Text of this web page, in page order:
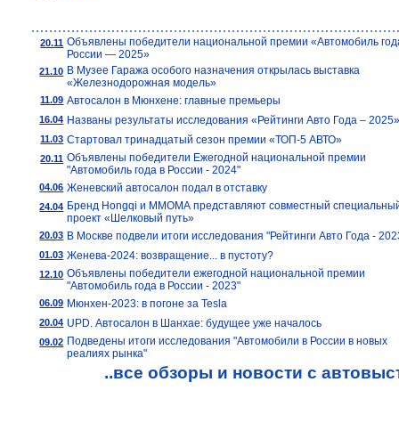
20.11 Объявлены победители национальной премии «Автомобиль
России — 2025»
21.10 В Музее Гаража особого назначения открылась выставка
«Железнодорожная модель»
11.09 Автосалон в Мюнхене: главные премьеры
16.04 Названы результаты исследования «Рейтинги Авто Года –
11.03 Стартовал тринадцатый сезон премии «ТОП-5 АВТО»
20.11 Объявлены победители Ежегодной национальной премии
"Автомобиль года в России - 2024"
04.06 Женевский автосалон подал в отставку
24.04 Бренд Hongqi и ММОМА представляют совместный
проект «Шелковый путь»
20.03 В Москве подвели итоги исследования "Рейтинги Авто Года -
01.03 Женева-2024: возвращение... в пустоту?
12.10 Объявлены победители ежегодной национальной премии
"Автомобиль года в России - 2023"
06.09 Мюнхен-2023: в погоне за Tesla
20.04 UPD. Автосалон в Шанхае: будущее уже началось
09.02 Подведены итоги исследования "Автомобили в России в новых
реалиях рынка"
..все обзоры и новости с